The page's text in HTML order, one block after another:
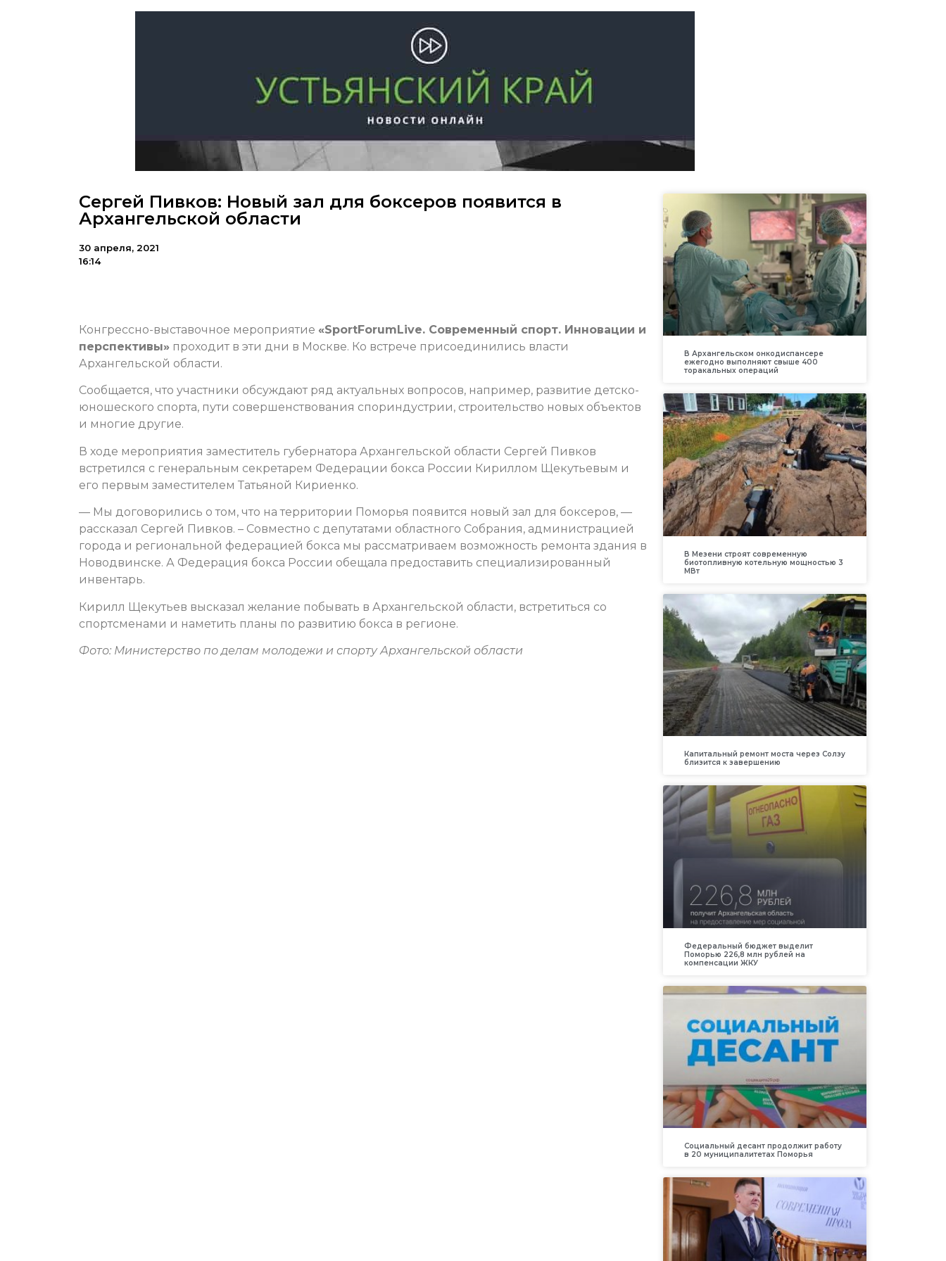
Сергей Пивков: Новый зал для боксеров появится в
Архангельской области
30 апреля, 2021
16:14
Конгрессно-выставочное мероприятие «SportForumLive. Современный спорт. Инновации и
перспективы» проходит в эти дни в Москве. Ко встрече присоединились власти
Архангельской области.
Сообщается, что участники обсуждают ряд актуальных вопросов, например, развитие детско-
юношеского спорта, пути совершенствования спориндустрии, строительство новых объектов
и многие другие.
В ходе мероприятия заместитель губернатора Архангельской области Сергей Пивков
встретился с генеральным секретарем Федерации бокса России Кириллом Щекутьевым и
его первым заместителем Татьяной Кириенко.
— Мы договорились о том, что на территории Поморья появится новый зал для боксеров, —
рассказал Сергей Пивков. – Совместно с депутатами областного Собрания, администрацией
города и региональной федерацией бокса мы рассматриваем возможность ремонта здания в
Новодвинске. А Федерация бокса России обещала предоставить специализированный
инвентарь.
Кирилл Щекутьев высказал желание побывать в Архангельской области, встретиться со
спортсменами и наметить планы по развитию бокса в регионе.
Фото: Министерство по делам молодежи и спорту Архангельской области
В Архангельском онкодиспансере
ежегодно выполняют свыше 400
торакальных операций
В Мезени строят современную
биотопливную котельную мощностью 3
МВт
Капитальный ремонт моста через Солзу
близится к завершению
Федеральный бюджет выделит
Поморью 226,8 млн рублей на
компенсации ЖКУ
Социальный десант продолжит работу
в 20 муниципалитетах Поморья